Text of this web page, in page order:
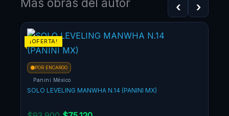
‹ ›
¡OFERTA!
POR ENCARGO
Panini México
SOLO LEVELING MANWHA N.14 (PANINI MX)